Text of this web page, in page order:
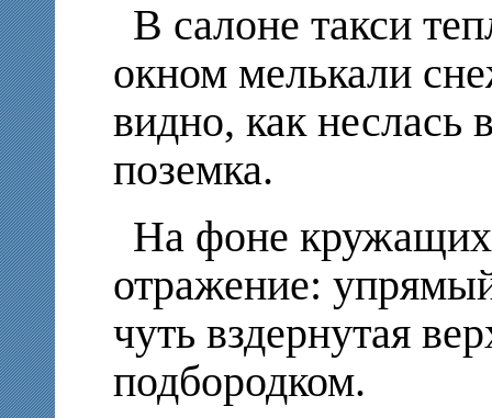
В салоне такси
окном мелькали
видно, как неслась
поземка.
На фоне
отражение:
чуть вздернутая
подбородком.